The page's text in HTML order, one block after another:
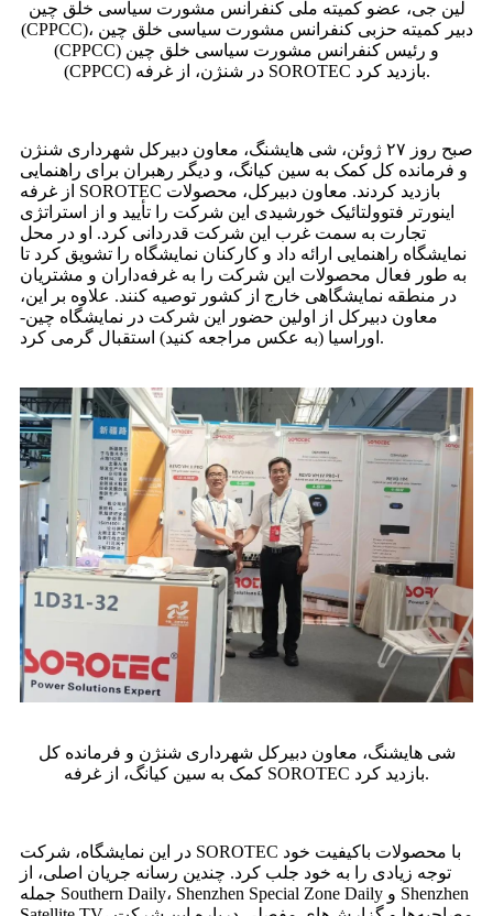
لین جی، عضو کمیته ملی کنفرانس مشورت سیاسی خلق چین
(CPPCC)، دبیر کمیته حزبی کنفرانس مشورت سیاسی خلق چین
(CPPCC) و رئیس کنفرانس مشورت سیاسی خلق چین
(CPPCC) در شنژن، از غرفه SOROTEC بازدید کرد.
صبح روز ۲۷ ژوئن، شی هایشنگ، معاون دبیرکل شهرداری شنژن
و فرمانده کل کمک به سین کیانگ، و دیگر رهبران برای راهنمایی
از غرفه SOROTEC بازدید کردند. معاون دبیرکل، محصولات
اینورتر فتوولتائیک خورشیدی این شرکت را تأیید و از استراتژی
تجارت به سمت غرب این شرکت قدردانی کرد. او در محل
نمایشگاه راهنمایی ارائه داد و کارکنان نمایشگاه را تشویق کرد تا
به طور فعال محصولات این شرکت را به غرفه‌داران و مشتریان
در منطقه نمایشگاهی خارج از کشور توصیه کنند. علاوه بر این،
معاون دبیرکل از اولین حضور این شرکت در نمایشگاه چین-
اوراسیا (به عکس مراجعه کنید) استقبال گرمی کرد.
شی هایشنگ، معاون دبیرکل شهرداری شنژن و فرمانده کل
کمک به سین کیانگ، از غرفه SOROTEC بازدید کرد.
در این نمایشگاه، شرکت SOROTEC با محصولات باکیفیت خود
توجه زیادی را به خود جلب کرد. چندین رسانه جریان اصلی، از
جمله Southern Daily، Shenzhen Special Zone Daily و Shenzhen